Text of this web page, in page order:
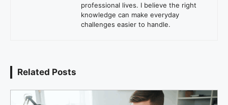
professional lives. I believe the right
knowledge can make everyday
challenges easier to handle.
Related Posts